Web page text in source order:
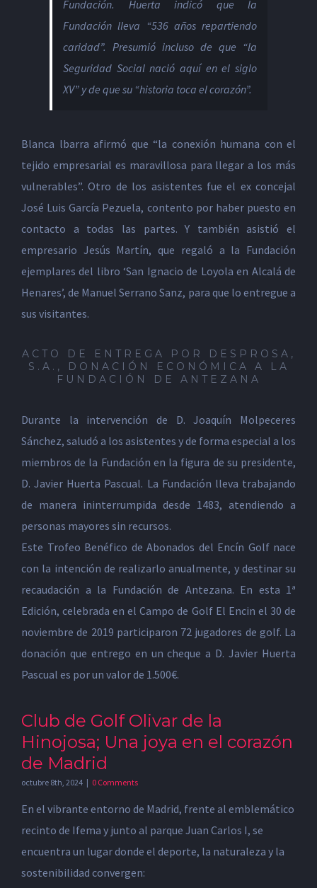
Fundación. Huerta indicó que la
Fundación lleva “536 años repartiendo
caridad”. Presumió incluso de que “la
Seguridad Social nació aquí en el siglo
XV” y de que su “historia toca el corazón”.
Blanca lbarra afirmó que “la conexión humana con el
tejido empresarial es maravillosa para llegar a los más
vulnerables”. Otro de los asistentes fue el ex concejal
José Luis García Pezuela, contento por haber puesto en
contacto a todas las partes. Y también asistió el
empresario Jesús Martín, que regaló a la Fundación
ejemplares del libro ‘San Ignacio de Loyola en Alcalá de
Henares’, de Manuel Serrano Sanz, para que lo entregue a
sus visitantes.
ACTO DE ENTREGA POR DESPROSA,
S.A., DONACIÓN ECONÓMICA A LA
FUNDACIÓN DE ANTEZANA
Durante la intervención de D. Joaquín Molpeceres
Sánchez, saludó a los asistentes y de forma especial a los
miembros de la Fundación en la figura de su presidente,
D. Javier Huerta Pascual. La Fundación lleva trabajando
de manera ininterrumpida desde 1483, atendiendo a
personas mayores sin recursos.
Este Trofeo Benéfico de Abonados del Encín Golf nace
con la intención de realizarlo anualmente, y destinar su
recaudación a la Fundación de Antezana. En esta 1ª
Edición, celebrada en el Campo de Golf El Encin el 30 de
noviembre de 2019 participaron 72 jugadores de golf. La
donación que entrego en un cheque a D. Javier Huerta
Pascual es por un valor de 1.500€.
Club de Golf Olivar de la
Hinojosa; Una joya en el corazón
de Madrid
octubre 8th, 2024 | 0 Comments
En el vibrante entorno de Madrid, frente al emblemático
recinto de Ifema y junto al parque Juan Carlos I, se
encuentra un lugar donde el deporte, la naturaleza y la
sostenibilidad convergen: